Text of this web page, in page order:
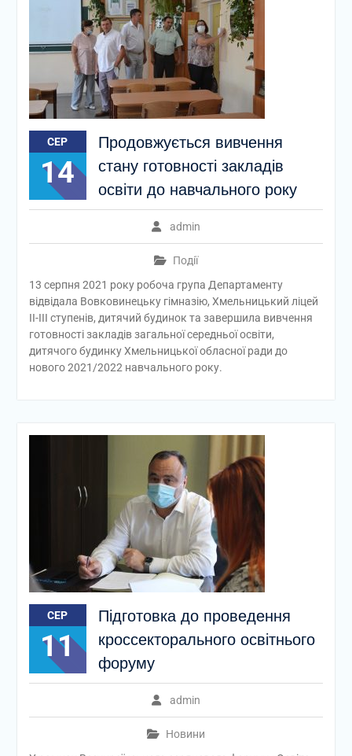
СЕР
14
Продовжується вивчення
стану готовності закладів
освіти до навчального року
admin
Події
13 серпня 2021 року робоча група Департаменту
відвідала Вовковинецьку гімназію, Хмельницький ліцей
ІІ-ІІІ ступенів, дитячий будинок та завершила вивчення
готовності закладів загальної середньої освіти,
дитячого будинку Хмельницької обласної ради до
нового 2021/2022 навчального року.
СЕР
11
Підготовка до проведення
кроссекторального освітнього
форуму
admin
Новини